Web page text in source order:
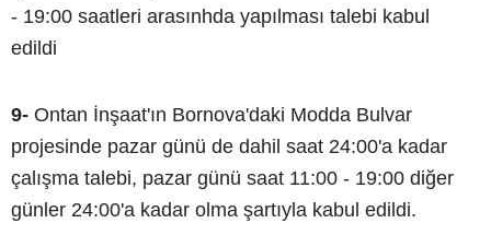
- 19:00 saatleri arasınhda yapılması talebi kabul
edildi
9- Ontan İnşaat'ın Bornova'daki Modda Bulvar
projesinde pazar günü de dahil saat 24:00'a kadar
çalışma talebi, pazar günü saat 11:00 - 19:00 diğer
günler 24:00'a kadar olma şartıyla kabul edildi.